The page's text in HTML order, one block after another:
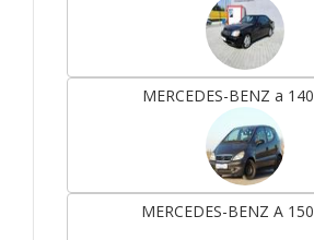
MERCEDES-BENZ a 140
MERCEDES-BENZ A 150